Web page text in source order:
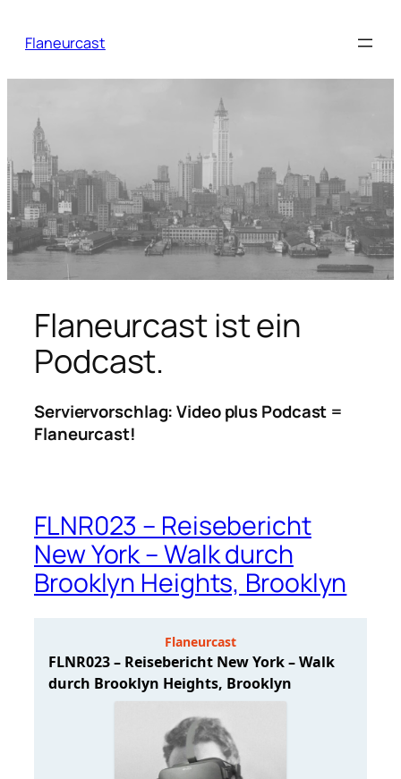
Inhalt
Flaneurcast
Flaneurcast ist ein
Podcast.
Serviervorschlag: Video plus Podcast =
Flaneurcast!
FLNR023 – Reisebericht
New York – Walk durch
Brooklyn Heights, Brooklyn